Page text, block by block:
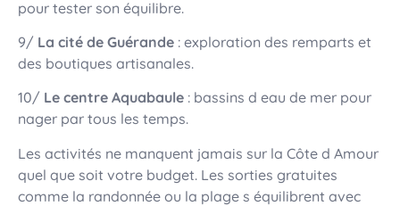
pour tester son équilibre.
9/ La cité de Guérande : exploration des remparts et
des boutiques artisanales.
10/ Le centre Aquabaule : bassins d eau de mer pour
nager par tous les temps.
Les activités ne manquent jamais sur la Côte d Amour
quel que soit votre budget. Les sorties gratuites
comme la randonnée ou la plage s équilibrent avec